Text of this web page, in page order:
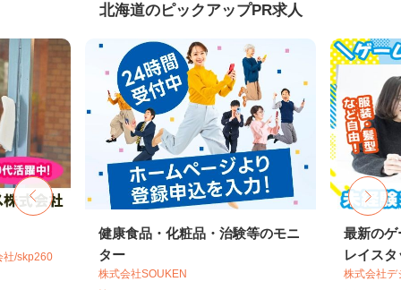
北海道のピックアップPR求人
社/skp260
健康食品・化粧品・治験等のモニ
ター
株式会社SOUKEN
最新のゲ
レイスタ
株式会社